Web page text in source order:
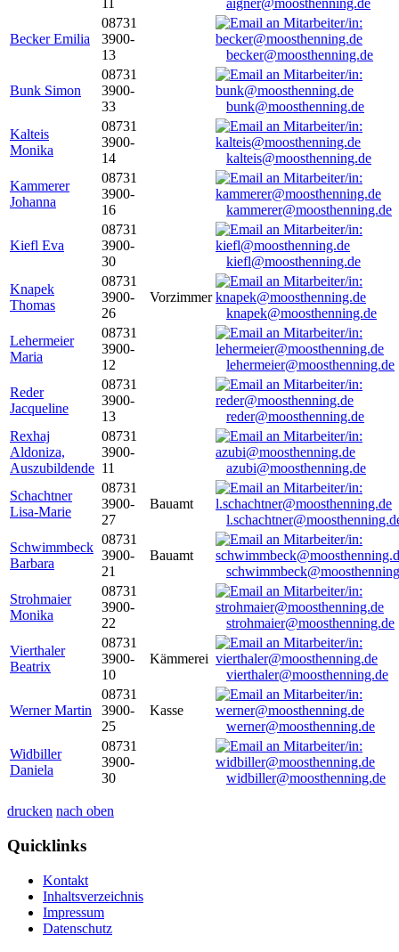
aigner@moosthenning.de
Becker Emilia
08731
3900-
13
becker@moosthenning.de
Bunk Simon
08731
3900-
33
bunk@moosthenning.de
Kalteis
Monika
08731
3900-
14
kalteis@moosthenning.de
Kammerer
Johanna
08731
3900-
16
kammerer@moosthenning.de
Kiefl Eva
08731
3900-
30
kiefl@moosthenning.de
Knapek
Thomas
08731
3900-
26
Vorzimmer
knapek@moosthenning.de
Lehermeier
Maria
08731
3900-
12
lehermeier@moosthenning.de
Reder
Jacqueline
08731
3900-
13
reder@moosthenning.de
Rexhaj
Aldoniza,
Auszubildende
08731
3900-
11
azubi@moosthenning.de
Schachtner
Lisa-Marie
08731
3900-
27
Bauamt
Schwimmbeck
Barbara
08731
3900-
21
Bauamt
Strohmaier
Monika
08731
3900-
22
strohmaier@moosthenning.de
Vierthaler
Beatrix
08731
3900-
10
Kämmerei
vierthaler@moosthenning.de
Werner Martin
08731
3900-
25
Kasse
werner@moosthenning.de
Widbiller
Daniela
08731
3900-
30
widbiller@moosthenning.de
drucken nach oben
Quicklinks
Kontakt
Inhaltsverzeichnis
Impressum
Datenschutz